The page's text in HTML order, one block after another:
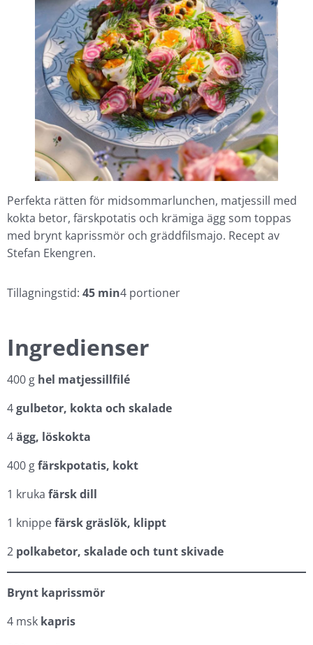
Perfekta rätten för midsommarlunchen, matjessill med
kokta betor, färskpotatis och krämiga ägg som toppas
med brynt kaprissmör och gräddfilsmajo. Recept av
Stefan Ekengren.
Tillagningstid: 45 min4 portioner
Ingredienser
400 g hel matjessillfilé
4gulbetor, kokta och skalade
4ägg, löskokta
400 gfärskpotatis, kokt
1 kruka färsk dill
1 knippefärsk gräslök, klippt
2 polkabetor, skalade och tunt skivade
Brynt kaprissmör
4 msk kapris